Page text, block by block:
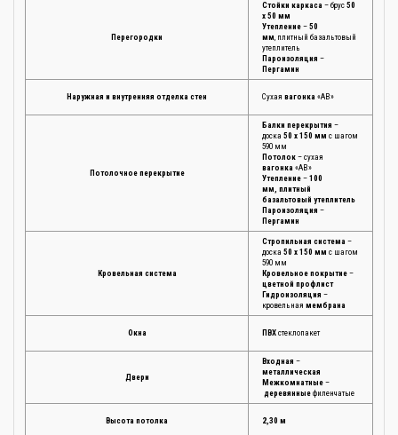
Перегородки
Стойки каркаса – брус 50
х 50 мм
Утепление – 50
мм, плитный базальтовый
утеплитель
Пароизоляция –
Пергамин
Наружная и внутренняя отделка стен Сухая вагонка «АВ»
Потолочное перекрытие
Балки перекрытия –
доска 50 х 150 мм с шагом
590 мм
Потолок – сухая
вагонка «АВ»
Утепление – 100
мм, плитный
базальтовый утеплитель
Пароизоляция –
Пергамин
Кровельная система
Стропильная система –
доска 50 х 150 мм с шагом
590 мм
Кровельное покрытие –
цветной профлист
Гидроизоляция –
кровельная мембрана
Окна ПВХ стеклопакет
Двери
Входная –
металлическая
М ежкомнатные –
деревянные филенчатые
Высота потолка 2,30 м